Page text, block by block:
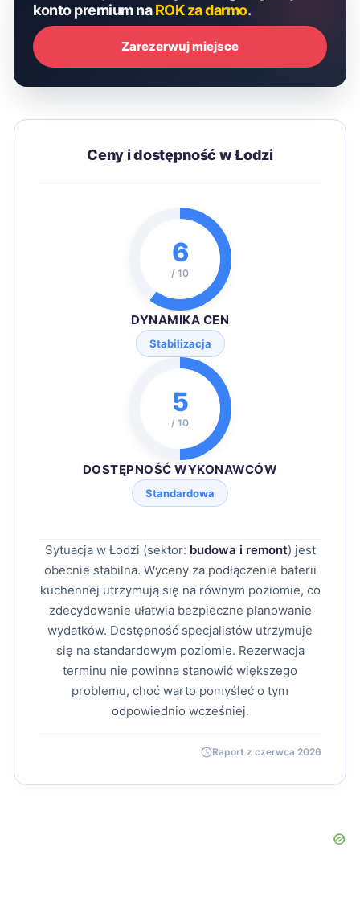
konto premium naROK za darmo.
Zarezerwuj miejsce
Ceny i dostępność w Łodzi
6
/ 10
DYNAMIKA CEN
Stabilizacja
5
/ 10
DOSTĘPNOŚĆ WYKONAWCÓW
Standardowa
Sytuacja w Łodzi (sektor: budowa i remont) jest
obecnie stabilna. Wyceny za podłączenie baterii
kuchennej utrzymują się na równym poziomie, co
zdecydowanie ułatwia bezpieczne planowanie
wydatków. Dostępność specjalistów utrzymuje
się na standardowym poziomie. Rezerwacja
terminu nie powinna stanowić większego
problemu, choć warto pomyśleć o tym
odpowiednio wcześniej.
Raport z czerwca 2026